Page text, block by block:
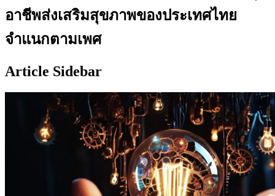
อาชีพส่งเสริมสุขภาพของประเทศไทย
จำแนกตามเพศ
Article Sidebar